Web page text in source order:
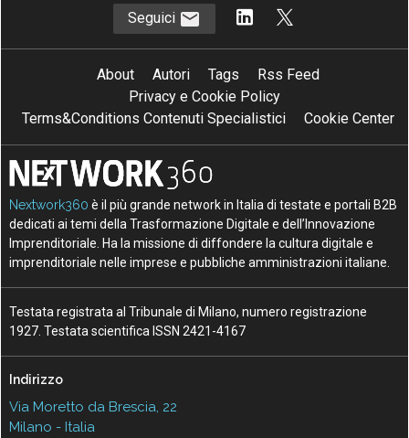
Seguici
About Autori Tags
Rss Feed
Privacy e Cookie Policy
Terms&Conditions Contenuti Specialistici
Cookie Center
Nextwork360 è il più grande network in Italia di testate e portali B2B
dedicati ai temi della Trasformazione Digitale e dell’Innovazione
Imprenditoriale. Ha la missione di diffondere la cultura digitale e
imprenditoriale nelle imprese e pubbliche amministrazioni italiane.
Testata registrata al Tribunale di Milano, numero registrazione
1927. Testata scientifica ISSN 2421-4167
Indirizzo
Via Moretto da Brescia, 22
Milano - Italia